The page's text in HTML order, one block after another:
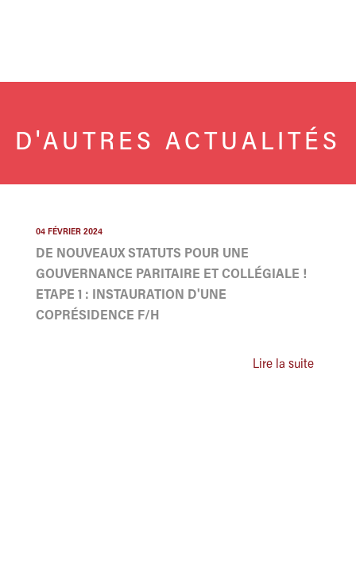
D'AUTRES ACTUALITÉS
04 FÉVRIER 2024
DE NOUVEAUX STATUTS POUR UNE
GOUVERNANCE PARITAIRE ET COLLÉGIALE !
ETAPE 1 : INSTAURATION D'UNE
COPRÉSIDENCE F/H
Lire la suite